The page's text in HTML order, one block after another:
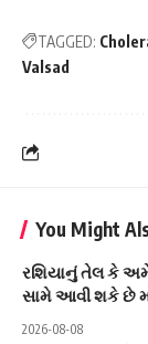
TAGGED:
Valsad
You Might
રશિયાનું તેલ કે
સામે આવી શકે છે
2026-08-08